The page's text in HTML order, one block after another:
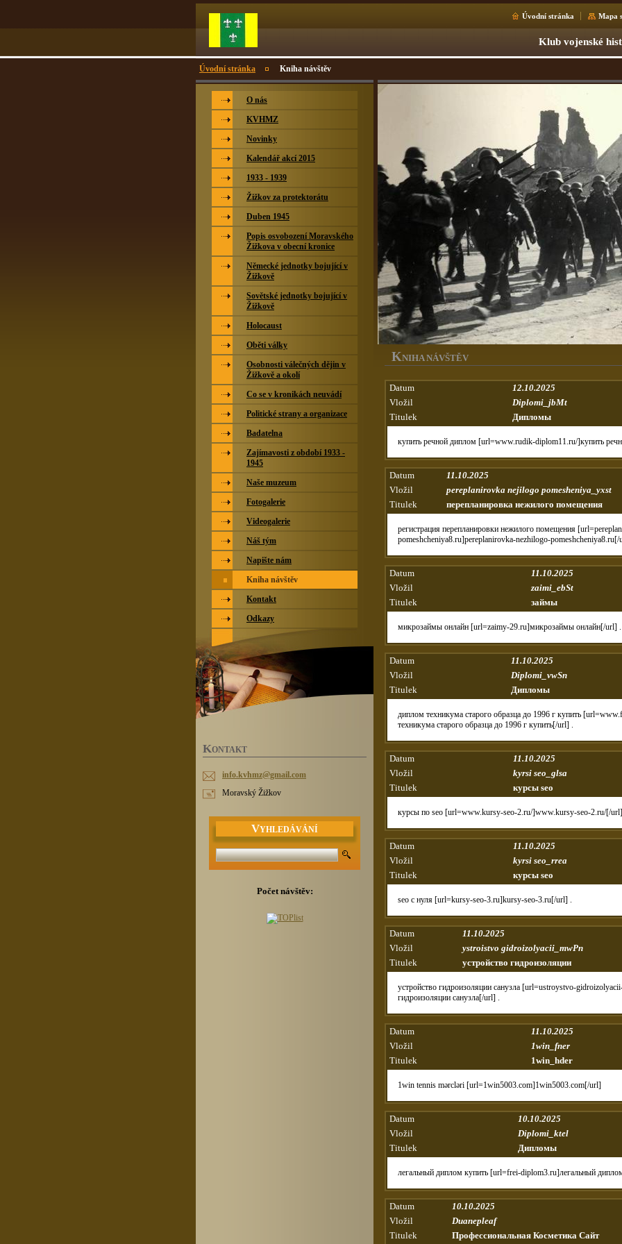
Úvodní stránka Mapa
Klub vojenské
Úvodní stránka Kniha návštěv
KNIHA NÁVŠTĚV
Datum
12.10.2025
Vložil
Diplomi_jbMt
Titulek
Дипломы
купить речной диплом [url=www.rudik-diplom11.ru/]купить
Datum
11.10.2025
Vložil
pereplanirovka nejilogo pomesheniya_yxst
Titulek
перепланировка нежилого помещения
регистрация перепланировки нежилого помещения
pomeshcheniya8.ru]pereplanirovka-nezhilogo-pomeshcheniya8.ru[/
Datum
11.10.2025
Vložil
zaimi_ebSt
Titulek
займы
микрозаймы онлайн [url=zaimy-29.ru]микрозаймы онлайн[/url] .
Datum
11.10.2025
Vložil
Diplomi_vwSn
Titulek
Дипломы
диплом техникума старого образца до 1996 г купить
техникума старого образца до 1996 г купить[/url] .
Datum
11.10.2025
Vložil
kyrsi seo_glsa
Titulek
курсы seo
курсы по seo [url=www.kursy-seo-2.ru/]www.kursy-seo-2.ru/[/url] .
Datum
11.10.2025
Vložil
kyrsi seo_rrea
Titulek
курсы seo
seo с нуля [url=kursy-seo-3.ru]kursy-seo-3.ru[/url] .
Datum
11.10.2025
Vložil
ystroistvo gidroizolyacii_mwPn
Titulek
устройство гидроизоляции
устройство гидроизоляции санузла [url=ustroystvo-
гидроизоляции санузла[/url] .
Datum
11.10.2025
Vložil
1win_fner
Titulek
1win_hder
1win tennis mərcləri [url=1win5003.com]1win5003.com[/url]
Datum
10.10.2025
Vložil
Diplomi_ktel
Titulek
Дипломы
легальный диплом купить [url=frei-diplom3.ru]легальный
Datum
10.10.2025
Vložil
Duanepleaf
Titulek
Профессиональная Косметика Сайт
O nás
KVHMZ
Novinky
Kalendář akcí 2015
1933 - 1939
Žižkov za protektorátu
Duben 1945
Popis osvobození Moravského
Žižkova v obecní kronice
Německé jednotky bojující v
Žižkově
Sovětské jednotky bojující v
Žižkově
Holocaust
Oběti války
Osobnosti válečných dějin v
Žižkově a okolí
Co se v kronikách neuvádí
Politické strany a organizace
Badatelna
Zajímavosti z období 1933 -
1945
Naše muzeum
Fotogalerie
Videogalerie
Náš tým
Napište nám
Kniha návštěv
Kontakt
Odkazy
KONTAKT
info.kvhmz@gmail.com
Moravský Žižkov
VYHLEDÁVÁNÍ
Počet návštěv: